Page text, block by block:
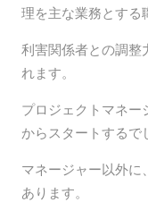
理を主な業務とする
利害関係者との調整
れます。
プロジェクトマネー
からスタートするで
マネージャー以外に
あります。